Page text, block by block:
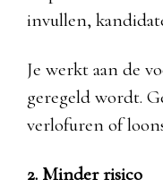
invullen,
Je werkt aan de
geregeld wordt.
verlofuren of
2. Minder risico